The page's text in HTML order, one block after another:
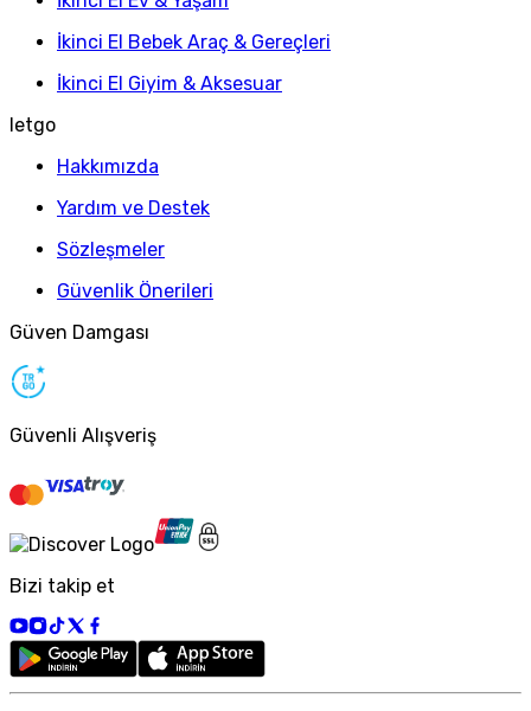
İkinci El Bebek Araç & Gereçleri
İkinci El Giyim & Aksesuar
letgo
Hakkımızda
Yardım ve Destek
Sözleşmeler
Güvenlik Önerileri
Güven Damgası
Güvenli Alışveriş
Bizi takip et